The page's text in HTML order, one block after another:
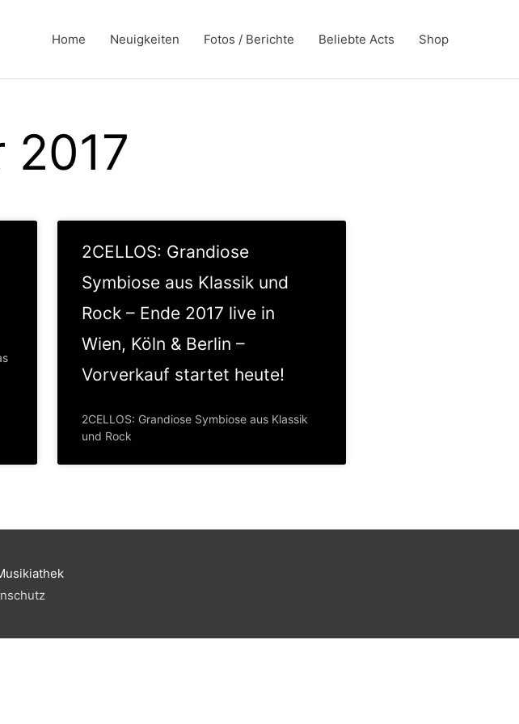
Home Neuigkeiten Fotos / Berichte Beliebte Acts Shop
2017
2CELLOS: Grandiose
Symbiose aus Klassik und
Rock – Ende 2017 live in
Wien, Köln & Berlin –
Vorverkauf startet heute!
2CELLOS: Grandiose Symbiose aus Klassik
und Rock